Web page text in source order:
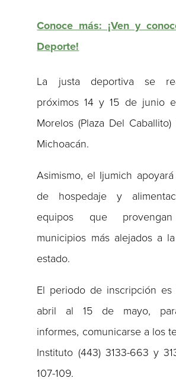
Conoce más: ¡Ven y
Deporte!
La justa deportiva se
próximos 14 y 15 de junio
Morelos (Plaza Del
Michoacán.
Asimismo, el Ijumich
de hospedaje y
equipos que
municipios más alejados a
estado.
El periodo de inscripción
abril al 15 de mayo,
informes, comunicarse a los
Instituto (443) 3133-663 y
107-109.